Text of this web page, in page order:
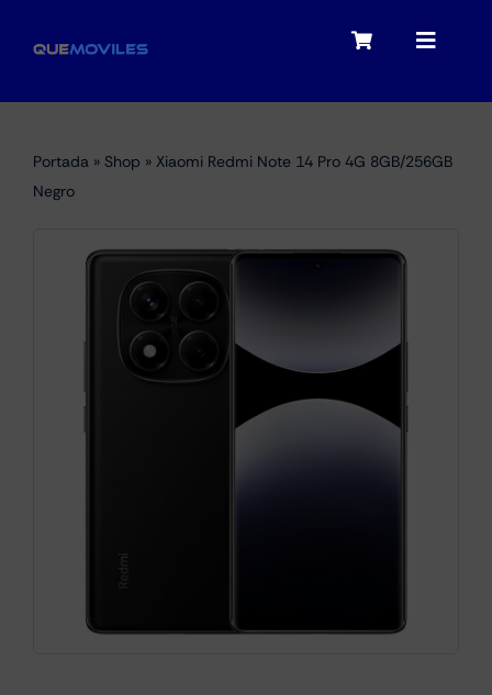
Toggle
My account
Checkout
Toggle
Audio
Portada » Shop » Xiaomi Redmi Note 14 Pro 4G 8GB/256GB
Negro